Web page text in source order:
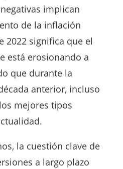
implican
de la inflación
2022 significa que el
está erosionando a
que durante la
anterior, incluso
mejores tipos
la cuestión clave de
a largo plazo